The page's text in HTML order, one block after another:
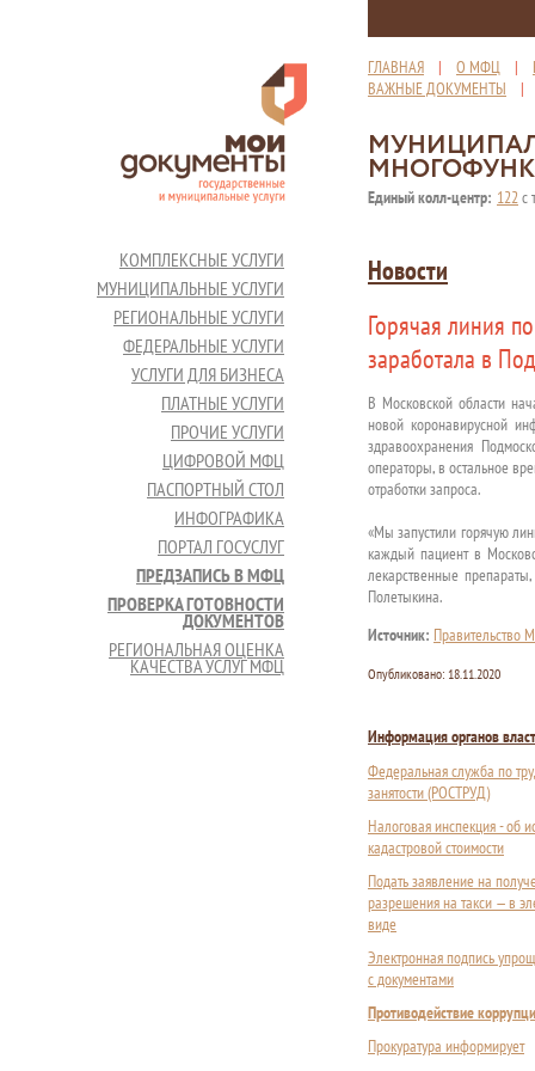
ГЛАВНАЯ | О МФЦ |
ВАЖНЫЕ ДОКУМЕНТЫ
Единый колл-центр: 122с
КОМПЛЕКСНЫЕ УСЛУГИ
МУНИЦИПАЛЬНЫЕ УСЛУГИ
РЕГИОНАЛЬНЫЕ УСЛУГИ
ФЕДЕРАЛЬНЫЕ УСЛУГИ
УСЛУГИ ДЛЯ БИЗНЕСА
ПЛАТНЫЕ УСЛУГИ
ПРОЧИЕ УСЛУГИ
ЦИФРОВОЙ МФЦ
ПАСПОРТНЫЙ СТОЛ
ИНФОГРАФИКА
ПОРТАЛ ГОСУСЛУГ
ПРЕДЗАПИСЬ В МФЦ
ПРОВЕРКА ГОТОВНОСТИ
ДОКУМЕНТОВ
РЕГИОНАЛЬНАЯ ОЦЕНКА
КАЧЕСТВА УСЛУГ МФЦ
Новости
Горячая линия
заработала в
В Московской области
новой коронавирусной
здравоохранения
операторы, в остальное
отработки запроса.
«Мы запустили горячую
каждый пациент в
лекарственные
Полетыкина.
Источник: Правительство
Опубликовано: 18.11.2020
Информация органов
Федеральная служба по
занятости (РОСТРУД)
Налоговая инспекция - об
кадастровой стоимости
Подать заявление на
разрешения на такси — в
виде
Электронная подпись
с документами
Противодействие
Прокуратура информирует